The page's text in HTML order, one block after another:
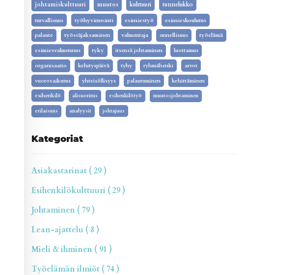
johtamiskulttuuri
muutos kulttuuri
tunnelukko
turvallisuus
työhyvinvointi esimiestyö esimieskoulutus
palaute työssäjaksaminen valmentaja onnellisuus työelämä
esimiesvalmennus tyky itsensä johtaminen luottamus
organisaatio kehityspäivä tyhy ryhmähenki arvot
vuorovaikutus yhteisöllisyys palautuminen
kehittäminen
esihenkilö
alisuoritus esihenkilötyö muutosjohtaminen
erilaisuus analyysit johtajuus
Kategoriat
Asiakastarinat ( 29 )
Esihenkilökulttuuri ( 29 )
Johtaminen ( 79 )
Lean-ajattelu ( 8 )
Mieli & ihminen ( 91 )
Työelämän ilmiöt ( 74 )